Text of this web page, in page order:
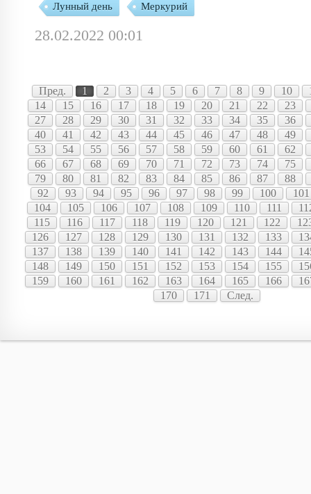
Лунный день Меркурий
28.02.2022 00:01
Пред. 1 2 3 4 5 6 7 8 9 10
14
15 16 17 18 19 20 21 22
23
27
28 29 30 31 32 33 34 35
36
40
41 42 43 44 45 46 47 48
49
53
54 55 56 57 58 59 60 61
62
66
67 68 69 70 71 72 73 74
75
79
80 81 82 83 84 85 86 87
88
92
93 94 95 96 97 98 99 100
101
104
105 106 107 108 109 110 111
115
116 117 118 119 120 121 122
126
127 128 129 130 131 132 133
137
138 139 140 141 142 143 144
148
149 150 151 152 153 154 155
159
160 161 162 163 164 165 166
170
171 След.